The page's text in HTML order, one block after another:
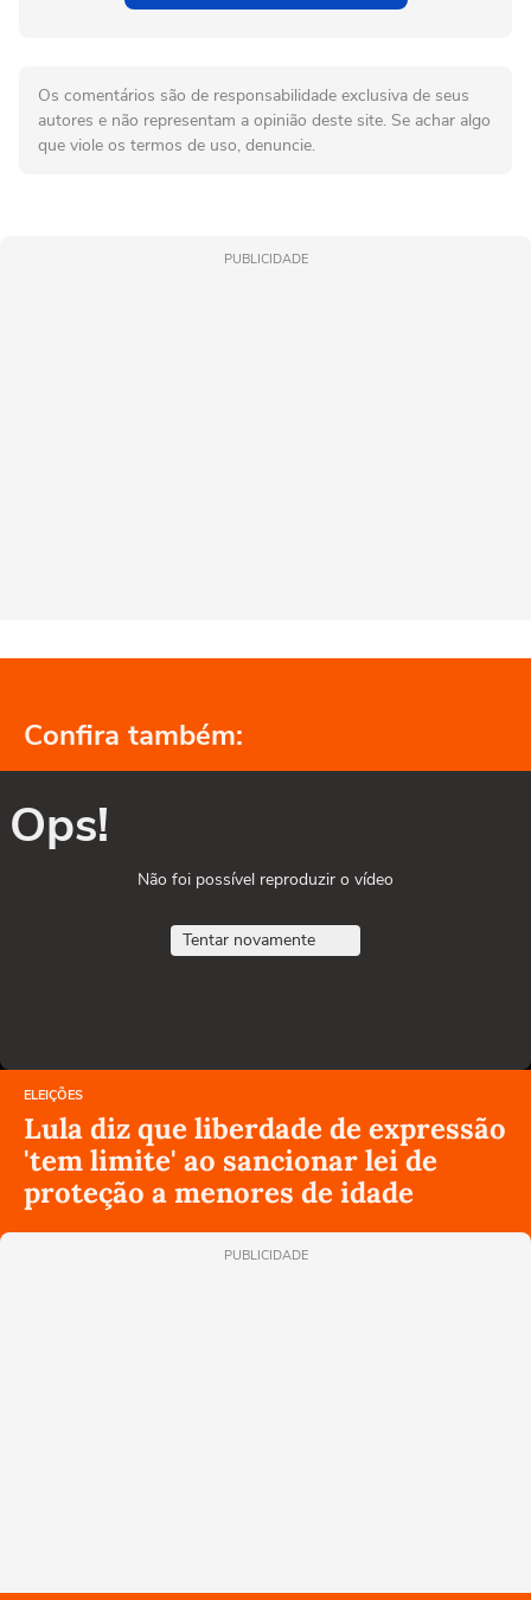
Os comentários são de responsabilidade exclusiva de seus
autores e não representam a opinião deste site. Se achar algo
que viole os termos de uso, denuncie.
PUBLICIDADE
Confira também:
Ops!
Não foi possível reproduzir o vídeo
Tentar novamente
ELEIÇÕES
Lula diz que liberdade de expressão
'tem limite' ao sancionar lei de
proteção a menores de idade
PUBLICIDADE